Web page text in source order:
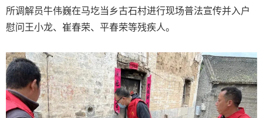
所调解员牛伟巍在马圪当乡古石村进行现场普法宣传并入户
慰问王小龙、崔春荣、平春荣等残疾人。